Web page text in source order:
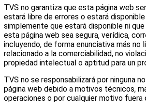
TVS no garantiza que esta página web
estará libre de errores o estará
simplemente que estará disponible ni
esta página web sea segura, verídica,
incluyendo, de forma enunciativa más no
relacionado a la comerciabilidad, no
propiedad intelectual o aptitud para un
TVS no se responsabilizará por ninguna
página web debido a motivos técnicos,
operaciones o por cualquier motivo